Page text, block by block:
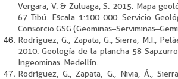
Vergara, V. & Zuluaga, S. 2015. Mapa
67 Tibú. Escala 1:100 000. Servicio
Consorcio GSG
Rodríguez, G., Zapata, G., Sierra, M.I.,
2010. Geología de la plancha 58
Ingeominas. Medellín.
Rodríguez, G., Zapata, G., Nivia, Á.,